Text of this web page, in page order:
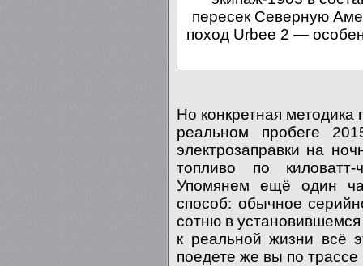
пересек Северную
поход Urbee 2 —
Но конкретная методика
реальном пробеге
электрозаправки на
топливо по
Упомянем ещё один
способ: обычное
сотню в
к реальной жизни всё
поедете же вы по трассе